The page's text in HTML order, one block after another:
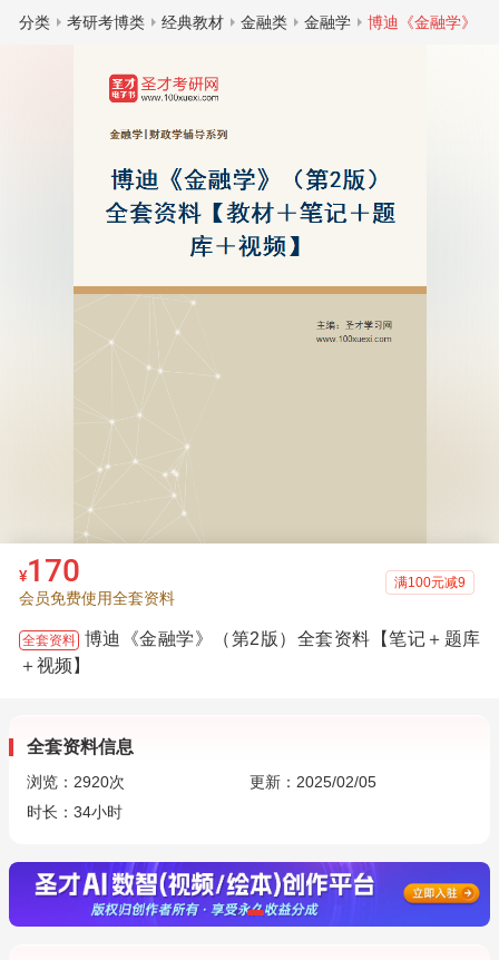
分类 考研考博类 经典教材 金融类 金融学 博迪《金融学》
¥170
会员免费使用全套资料
满100元减9
全套资料 博迪《金融学》（第2版）全套资料【笔记＋题库
＋视频】
全套资料信息
浏览： 2920次
更新：2025/02/05
时长：34小时